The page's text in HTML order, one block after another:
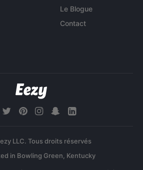
Le Blogue
Contact
LLC. Tous droits réservés